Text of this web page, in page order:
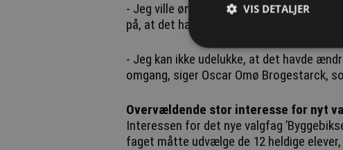
- Jeg ville ønske, at jeg havde haft sådan
på, at det havde åbnet mine øjne for,
- Jeg kan ikke udelukke, at det havde
omgang, siger Oscar Omø Brogestarck,
Overvældende stor interesse for nyt
Interessen for det nye valgfag
faget måtte udvælge de 12 heldige
VIS DETALJER